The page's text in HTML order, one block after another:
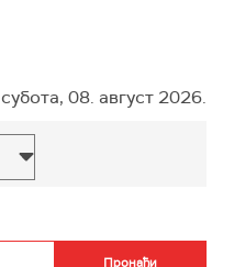
субота, 08. август 2026.